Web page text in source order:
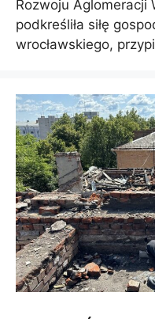
Rozwoju Aglomeracji
podkreśliła siłę
wrocławskiego,